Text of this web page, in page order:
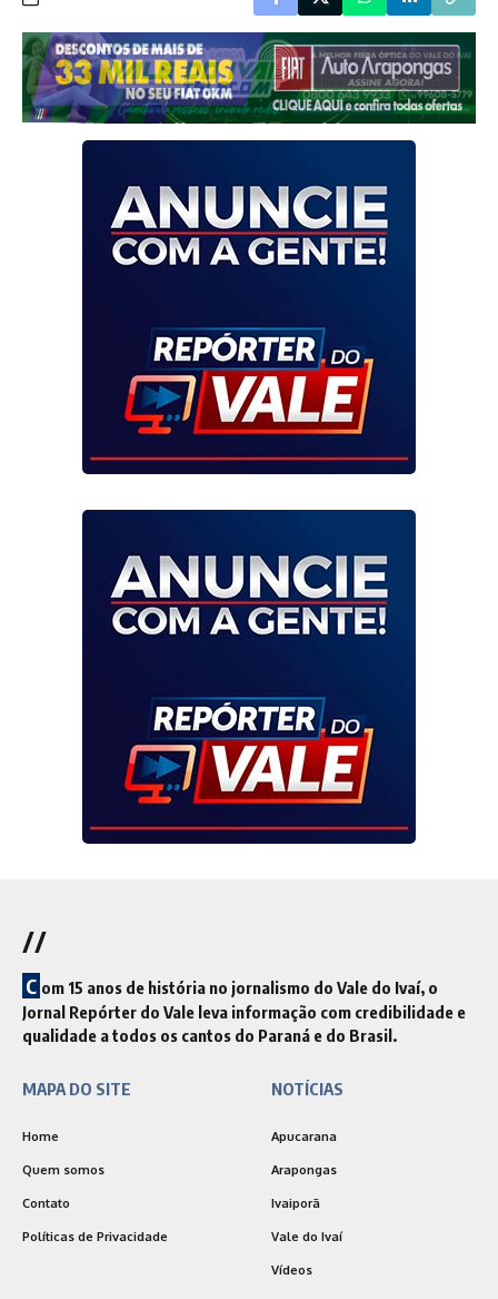
//
C om 15 anos de história no jornalismo do Vale do Ivaí, o
Jornal Repórter do Vale leva informação com credibilidade e
qualidade a todos os cantos do Paraná e do Brasil.
MAPA DO SITE
Home
Quem somos
Contato
Políticas de Privacidade
NOTÍCIAS
Apucarana
Arapongas
Ivaiporã
Vale do Ivaí
Vídeos